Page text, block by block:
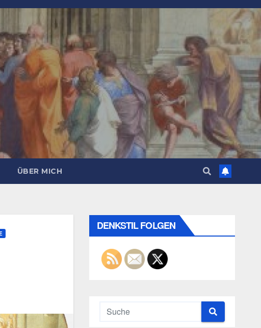
ÜBER MICH
DENKSTIL FOLGEN